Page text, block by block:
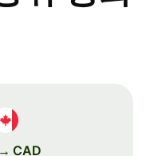
CAD